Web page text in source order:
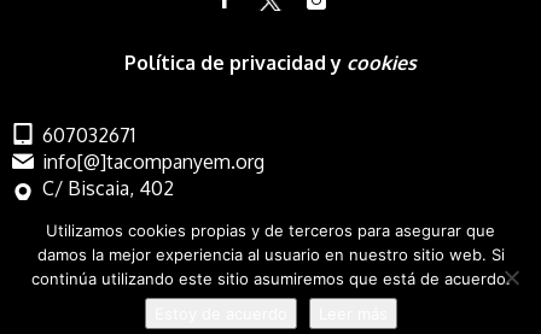
Política de privacidad y cookies
607032671
info[@]tacompanyem.org
C/ Biscaia, 402
Utilizamos cookies propias y de terceros para asegurar que
damos la mejor experiencia al usuario en nuestro sitio web. Si
continúa utilizando este sitio asumiremos que está de acuerdo.